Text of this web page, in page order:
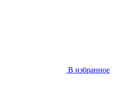
В избранное